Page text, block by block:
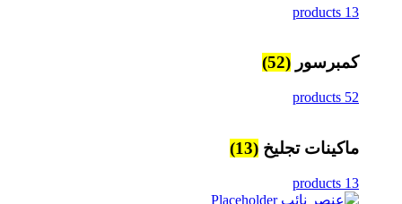
13 products
كمبرسور (52)
52 products
ماكينات تجليخ (13)
13 products